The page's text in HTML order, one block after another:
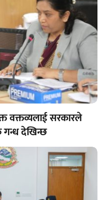
वक्तव्यलाई सरकारले
गन्ध देखिन्छ